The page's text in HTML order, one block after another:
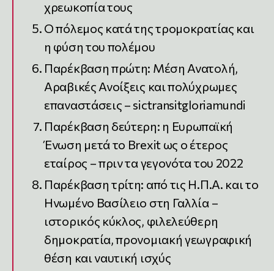
χρεωκοπία τους
Ο πόλεμος κατά της τρομοκρατίας και
η φύση του πολέμου
Παρέκβαση πρώτη: Μέση Ανατολή,
Αραβικές Ανοίξεις και πολύχρωμες
επαναστάσεις – sictransitgloriamundi
Παρέκβαση δεύτερη: η Ευρωπαϊκή
Ένωση μετά το Brexit ως ο έτερος
εταίρος – πριν τα γεγονότα του 2022
Παρέκβαση τρίτη: από τις Η.Π.Α. και το
Ηνωμένο Βασίλειο στη Γαλλία –
ιστορικός κύκλος, φιλελεύθερη
δημοκρατία, προνομιακή γεωγραφική
θέση και ναυτική ισχύς